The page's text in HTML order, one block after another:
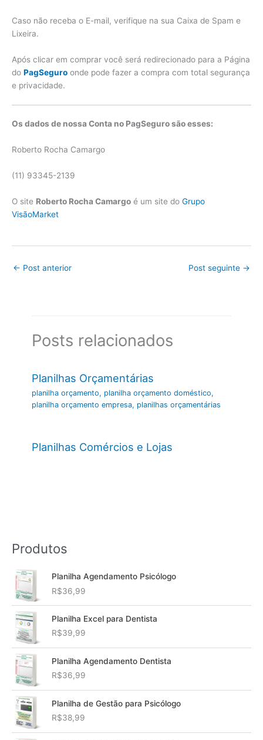
Caso não receba o E-mail, verifique na sua Caixa de Spam e
Lixeira.
Após clicar em comprar você será redirecionado para a Página
do PagSeguro onde pode fazer a compra com total segurança
e privacidade.
Os dados de nossa Conta no PagSeguro são esses:
Roberto Rocha Camargo
(11) 93345-2139
O site Roberto Rocha Camargo é um site do Grupo
VisãoMarket
← Post anterior Post seguinte →
Posts relacionados
Planilhas Orçamentárias
planilha orçamento, planilha orçamento doméstico,
planilha orçamento empresa, planilhas orçamentárias
Planilhas Comércios e Lojas
Produtos
Planilha Agendamento Psicólogo
R$36,99
Planilha Excel para Dentista
R$39,99
Planilha Agendamento Dentista
R$36,99
Planilha de Gestão para Psicólogo
R$38,99